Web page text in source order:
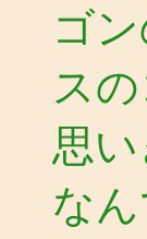
ゴ
ス
思
な